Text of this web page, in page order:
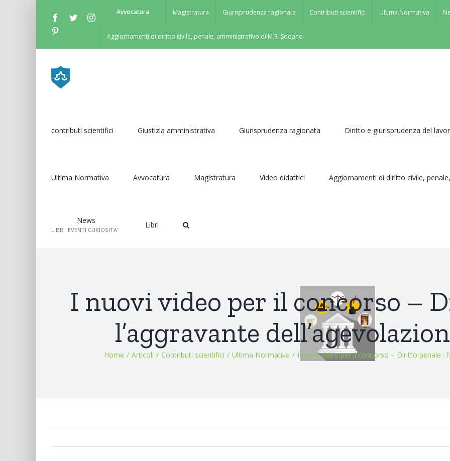
Facebook
TwitterInstagram
Avvocatura Magistratura Giurisprudenza ragionata Contributi scientifici Ultima Normativa
Aggiornamenti di diritto civile, penale, amministrativo di M.R. Sodano
contributi scientifici Giustizia amministrativa Giurisprudenza ragionata Diritto e giurisprudenza del
Ultima Normativa Avvocatura Magistratura Video didattici Aggiornamenti di diritto civile,
News
LIBRI EVENTI CURIOSITA’
Libri
I nuovi video per il concorso –
l’aggravante
Home / Articoli / Contributi scientifici / Ultima Normativa / I nuovi video per il concorso – Diritto penale :